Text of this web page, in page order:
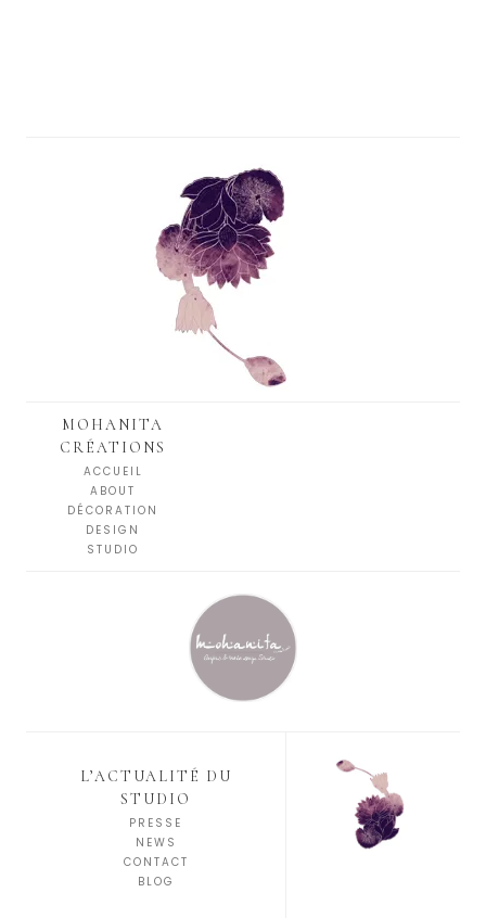
MOHANITA
CRÉATIONS
ACCUEIL
ABOUT
DÉCORATION
DESIGN
STUDIO
L’ACTUALITÉ DU
STUDIO
PRESSE
NEWS
CONTACT
BLOG